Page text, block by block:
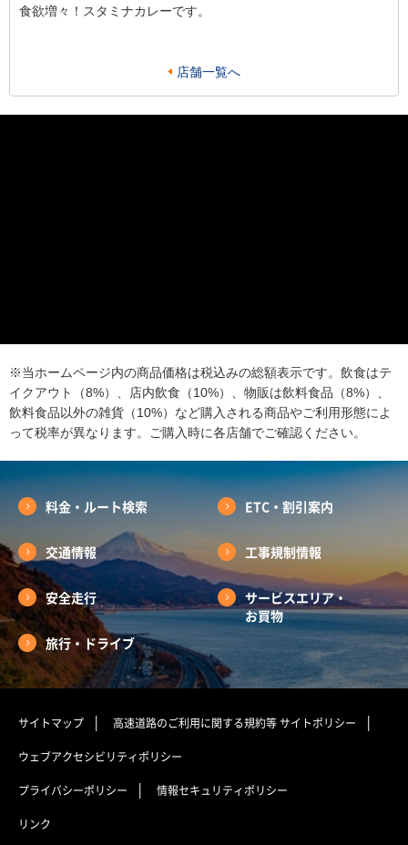
食欲増々！スタミナカレーです。
店舗一覧へ
※当ホームページ内の商品価格は税込みの総額表示です。飲食はテ
イクアウト（8%）、店内飲食（10%）、物販は飲料食品（8%）、
飲料食品以外の雑貨（10%）など購入される商品やご利用形態によ
って税率が異なります。ご購入時に各店舗でご確認ください。
料金・ルート検索 ETC・割引案内
交通情報 工事規制情報
安全走行
サービスエリア・
お買物
旅行・ドライブ
サイトマップ 高速道路のご利用に関する規約等サイトポリシー
ウェブアクセシビリティポリシー
プライバシーポリシー 情報セキュリティポリシー
リンク